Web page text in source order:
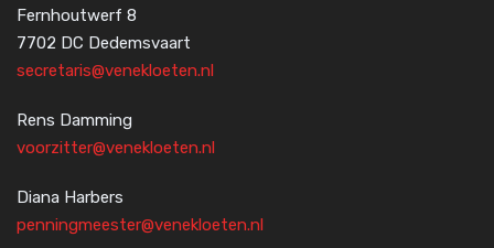
Fernhoutwerf 8
7702 DC Dedemsvaart
secretaris@venekloeten.nl
Rens Damming
voorzitter@venekloeten.nl
Diana Harbers
penningmeester@venekloeten.nl